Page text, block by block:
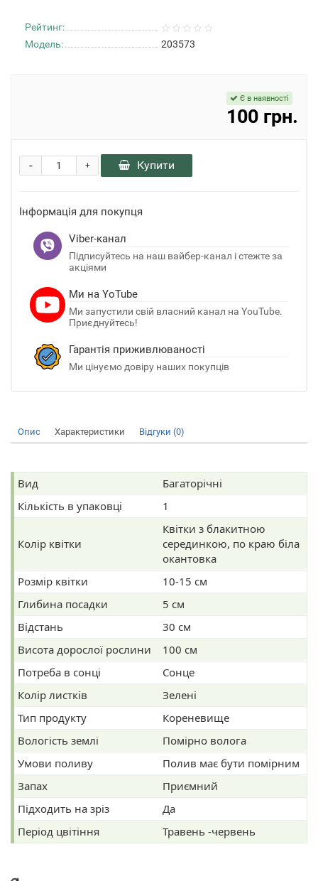
Рейтинг:
Модель:
203573
Є в наявності
100 грн.
+
- Купити
Інформація для покупця
Viber-канал
Підписуйтесь на наш вайбер-канал і стежте за
акціями
Ми на YoTube
Ми запустили свій власний канал на YouTube.
Приєднуйтесь!
Гарантія приживлюваності
Ми цінуємо довіру наших покупців
Опис Характеристики Відгуки (0)
Вид
Багаторічні
Кількість в упаковці
1
Колір квітки
Квітки з блакитною
серединкою, по краю біла
окантовка
Розмір квітки
10-15 см
Глибина посадки
5 см
Відстань
30 см
Висота дорослої рослини
100 см
Потреба в сонці
Сонце
Колір листків
Зелені
Тип продукту
Кореневище
Вологість землі
Помірно волога
Умови поливу
Полив має бути помірним
Запах
Приємний
Підходить на зріз
Да
Період цвітіння
Травень -червень